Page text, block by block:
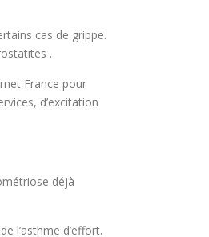
cas de grippe.
.
France pour
d’excitation
déjà
l’asthme d’effort.